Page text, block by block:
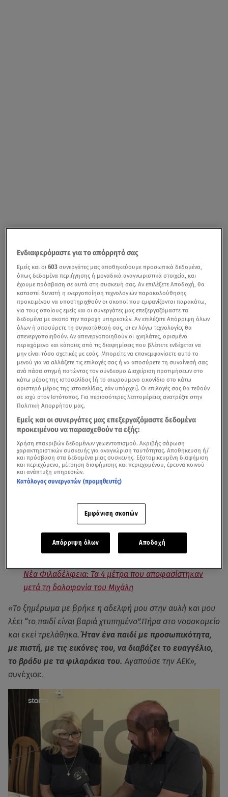
Για πρώτη φορά η μητέρα του αδικοχαμένου
Κατσουρή, άνοιξε την καρδιά της στο Star και τον
Βαγγέλη Γκούμα και μίλησε για τον απερίγραπτο πόνο
που βιώνει μετά τη δολοφονία του παιδιού της στη
Φιλαδέλφεια.
«Ζητάω δικαίωση. Να βρεθεί αυτός ο άνθρωπος που
έκανε στο παιδί μου αυτό το κακό»,είπε με δάκρυα στα
μάτια η μητέρα του 29χρονου Μιχάλη.
Νέα Φιλαδέλφεια: Τα 4 μέτρα που αποφασίστηκαν
μετά τη δολοφονία του Μιχάλη
«Το ξημέρωμα με βρήκε η αδελφή μου στην αυλή και μου
λέει “το παιδί είναι βαριά χτυπημένο”.Πήρα στο νοσοκομείο
και εκεί τρελάθηκα.Ήταν ένα παιδί με προσωπικότητα,
με πιστή, με τις εικόνες του, να διαβάζει το ευαγγέλιο,
το βράδυ με τα φιλαράκια του.Αγαπούσε την ΑΕΚ»,
συνέχισε.
Ενδιαφερόμαστε για το απόρρητό σας
Εμείς και οι603 συνεργάτες μας αποθηκεύουμε προσωπικά δεδομένα,
όπως δεδομένα περιήγησης ή μοναδικά αναγνωριστικά στοιχεία, και
έχουμε πρόσβαση σε αυτά στη συσκευή σας. Αν επιλέξετε Αποδοχή, θα
καταστεί δυνατή η ενεργοποίηση τεχνολογιών παρακολούθησης
προκειμένου να υποστηριχθούν οι σκοποί που εμφανίζονται παρακάτω,
για τους οποίους εμείς και οι συνεργάτες μας επεξεργαζόμαστε τα
δεδομένα με σκοπό την παροχή υπηρεσιών. Αν επιλέξετε Απόρριψη όλων
όλων ή αποσύρετε τη συγκατάθεσή σας, οι εν λόγω τεχνολογίες θα
απενεργοποιηθούν. Αν απενεργοποιηθούν οι ιχνηλάτες, ορισμένο
περιεχόμενο και κάποιες από τις διαφημίσεις που βλέπετε ενδέχεται να
μην είναι τόσο σχετικές με εσάς. Μπορείτε να επανεμφανίσετε αυτό το
μενού για να αλλάξετε τις επιλογές σας ή να αποσύρετε τη συναίνεσή σας
ανά πάσα στιγμή πατώντας τον σύνδεσμο Διαχείριση προτιμήσεων στο
κάτω μέρος της ιστοσελίδας [ή το αιωρούμενο εικονίδιο στο κάτω
αριστερό μέρος της ιστοσελίδας, εάν υπάρχει]. Οι επιλογές σας θα τεθούν
σε ισχύ στον Ιστότοπος. Για περισσότερες λεπτομέρειες ανατρέξτε στην
Πολιτική Απορρήτου μας.
Εμείς και οι συνεργάτες μας επεξεργαζόμαστε δεδομένα
προκειμένου να παρασχεθούν τα εξής:
Χρήση επακριβών δεδομένων γεωεντοπισμού. Ακριβής σάρωση
χαρακτηριστικών συσκευής για αναγνώριση ταυτότητας. Αποθήκευση ή/
και πρόσβαση στα δεδομένα μιας συσκευής. Εξατομικευμένη διαφήμιση
και περιεχόμενο, μέτρηση διαφήμισης και περιεχομένου, έρευνα κοινού
και ανάπτυξη υπηρεσιών.
Κατάλογος συνεργατών (προμηθευτές)
Εμφάνιση σκοπών
Απόρριψη όλων Αποδοχή